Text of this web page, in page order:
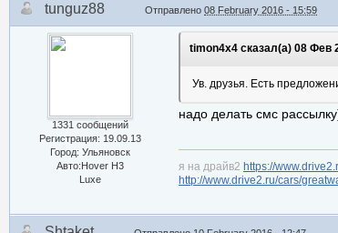
tunguz88 Отправлено 08 February 2016 - 15:59
1331 сообщений
Регистрация: 19.09.13
Город: Ульяновск
Авто:Hover H3
Luxe
timon4x4 сказал(а) 08 Фев
Ув. друзья. Есть
надо делать смс
я на драйв2 https://
http://www.drive2.ru/cars/